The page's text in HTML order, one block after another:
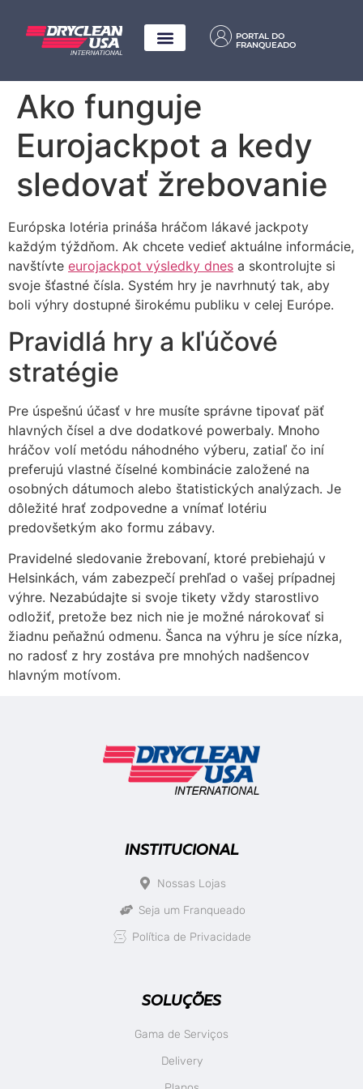
PORTAL DO
FRANQUEADO
Ako funguje
Eurojackpot a kedy
sledovať žrebovanie
Európska lotéria prináša hráčom lákavé jackpoty
každým týždňom. Ak chcete vedieť aktuálne informácie,
navštívte eurojackpot výsledky dnes a skontrolujte si
svoje šťastné čísla. Systém hry je navrhnutý tak, aby
boli výhry dostupné širokému publiku v celej Európe.
Pravidlá hry a kľúčové
stratégie
Pre úspešnú účasť v hre musíte správne tipovať päť
hlavných čísel a dve dodatkové powerbaly. Mnoho
hráčov volí metódu náhodného výberu, zatiaľ čo iní
preferujú vlastné číselné kombinácie založené na
osobných dátumoch alebo štatistických analýzach. Je
dôležité hrať zodpovedne a vnímať lotériu
predovšetkým ako formu zábavy.
Pravidelné sledovanie žrebovaní, ktoré prebiehajú v
Helsinkách, vám zabezpečí prehľad o vašej prípadnej
výhre. Nezabúdajte si svoje tikety vždy starostlivo
odložiť, pretože bez nich nie je možné nárokovať si
žiadnu peňažnú odmenu. Šanca na výhru je síce nízka,
no radosť z hry zostáva pre mnohých nadšencov
hlavným motívom.
INSTITUCIONAL
Nossas Lojas
Seja um Franqueado
Política de Privacidade
SOLUÇÕES
Gama de Serviços
Delivery